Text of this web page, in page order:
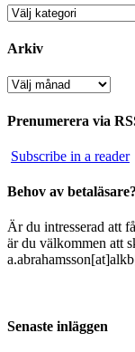
Kategorier
Arkiv
Arkiv
Prenumerera via
Subscribe in a reader
Behov av betaläsare?
Är du intresserad att
är du välkommen att
Senaste inläggen